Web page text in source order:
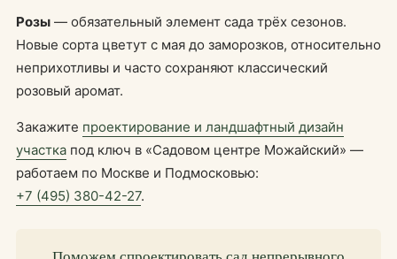
Розы — обязательный элемент сада трёх сезонов.
Новые сорта цветут с мая до заморозков, относительно
неприхотливы и часто сохраняют классический
розовый аромат.
Закажите проектирование и ландшафтный дизайн
участка под ключ в «Садовом центре Можайский» —
работаем по Москве и Подмосковью:
+7 (495) 380-42-27.